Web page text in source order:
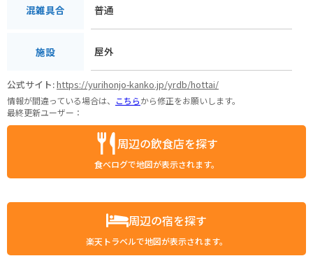
混雑具合 普通
施設 屋外
公式サイト:https://yurihonjo-kanko.jp/yrdb/hottai/
情報が間違っている場合は、 こちらから修正をお願いします。
最終更新ユーザー：
周辺の飲食店を探す
食べログで地図が表示されます。
周辺の宿を探す
楽天トラベルで地図が表示されます。